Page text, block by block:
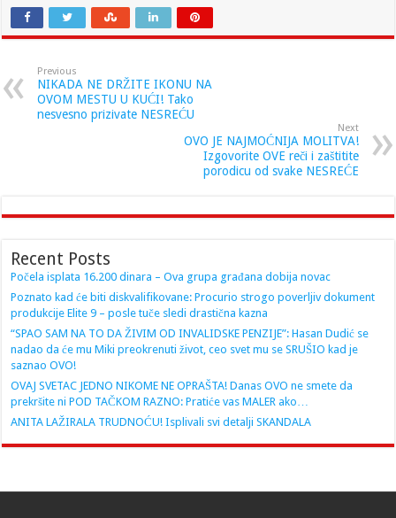
Previous
NIKADA NE DRŽITE IKONU NA
OVOM MESTU U KUĆI! Tako
nesvesno prizivate NESREĆU
Next
OVO JE NAJMOĆNIJA MOLITVA!
Izgovorite OVE reči i zaštitite
porodicu od svake NESREĆE
Recent Posts
Počela isplata 16.200 dinara – Ova grupa građana dobija novac
Poznato kad će biti diskvalifikovane: Procurio strogo poverljiv dokument
produkcije Elite 9 – posle tuče sledi drastična kazna
“SPAO SAM NA TO DA ŽIVIM OD INVALIDSKE PENZIJE”: Hasan Dudić se
nadao da će mu Miki preokrenuti život, ceo svet mu se SRUŠIO kad je
saznao OVO!
OVAJ SVETAC JEDNO NIKOME NE OPRAŠTA! Danas OVO ne smete da
prekršite ni POD TAČKOM RAZNO: Pratiće vas MALER ako…
ANITA LAŽIRALA TRUDNOĆU! Isplivali svi detalji SKANDALA